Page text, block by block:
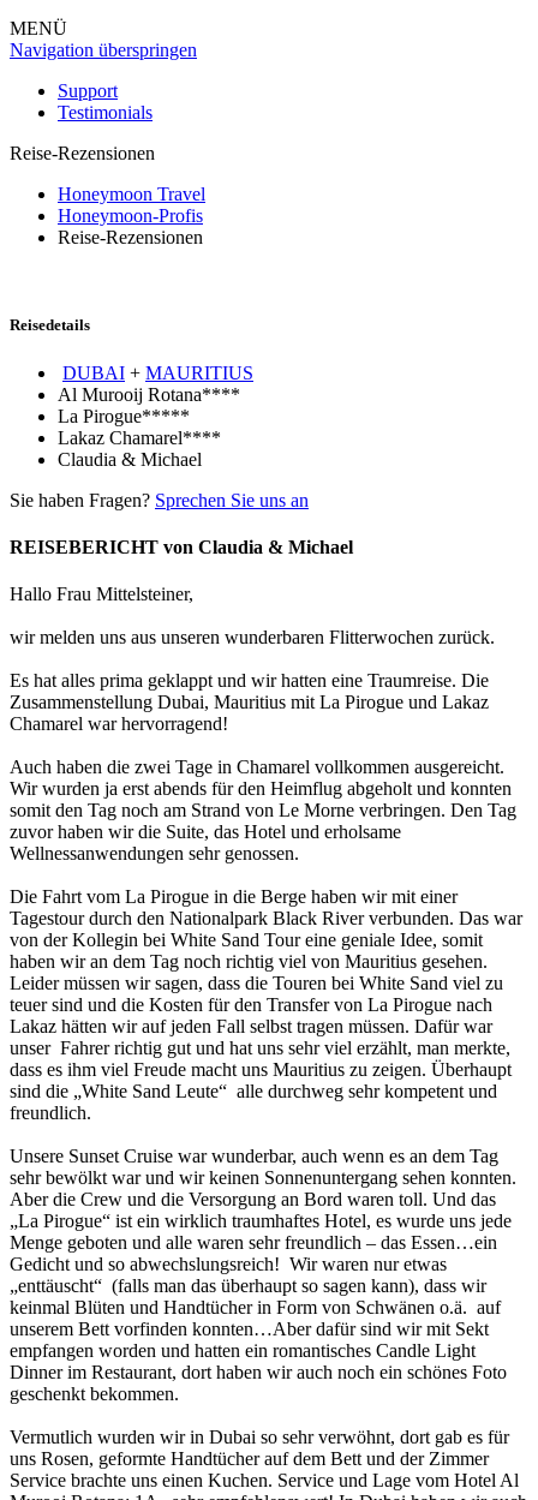
MENÜ
Navigation überspringen
Support
Testimonials
Reise-Rezensionen
Honeymoon Travel
Honeymoon-Profis
Reise-Rezensionen
Reisedetails
DUBAI + MAURITIUS
Al Murooij Rotana****
La Pirogue*****
Lakaz Chamarel****
Claudia & Michael
Sie haben Fragen? Sprechen Sie uns an
REISEBERICHT von Claudia & Michael
Hallo Frau Mittelsteiner,
wir melden uns aus unseren wunderbaren Flitterwochen zurück.
Es hat alles prima geklappt und wir hatten eine Traumreise. Die
Zusammenstellung Dubai, Mauritius mit La Pirogue und Lakaz
Chamarel war hervorragend!
Auch haben die zwei Tage in Chamarel vollkommen ausgereicht.
Wir wurden ja erst abends für den Heimflug abgeholt und konnten
somit den Tag noch am Strand von Le Morne verbringen. Den Tag
zuvor haben wir die Suite, das Hotel und erholsame
Wellnessanwendungen sehr genossen.
Die Fahrt vom La Pirogue in die Berge haben wir mit einer
Tagestour durch den Nationalpark Black River verbunden. Das war
von der Kollegin bei White Sand Tour eine geniale Idee, somit
haben wir an dem Tag noch richtig viel von Mauritius gesehen.
Leider müssen wir sagen, dass die Touren bei White Sand viel zu
teuer sind und die Kosten für den Transfer von La Pirogue nach
Lakaz hätten wir auf jeden Fall selbst tragen müssen. Dafür war
unser Fahrer richtig gut und hat uns sehr viel erzählt, man merkte,
dass es ihm viel Freude macht uns Mauritius zu zeigen. Überhaupt
sind die „White Sand Leute“ alle durchweg sehr kompetent und
freundlich.
Unsere Sunset Cruise war wunderbar, auch wenn es an dem Tag
sehr bewölkt war und wir keinen Sonnenuntergang sehen konnten.
Aber die Crew und die Versorgung an Bord waren toll. Und das
„La Pirogue“ ist ein wirklich traumhaftes Hotel, es wurde uns jede
Menge geboten und alle waren sehr freundlich – das Essen…ein
Gedicht und so abwechslungsreich! Wir waren nur etwas
„enttäuscht“ (falls man das überhaupt so sagen kann), dass wir
keinmal Blüten und Handtücher in Form von Schwänen o.ä. auf
unserem Bett vorfinden konnten…Aber dafür sind wir mit Sekt
empfangen worden und hatten ein romantisches Candle Light
Dinner im Restaurant, dort haben wir auch noch ein schönes Foto
geschenkt bekommen.
Vermutlich wurden wir in Dubai so sehr verwöhnt, dort gab es für
uns Rosen, geformte Handtücher auf dem Bett und der Zimmer
Service brachte uns einen Kuchen. Service und Lage vom Hotel Al